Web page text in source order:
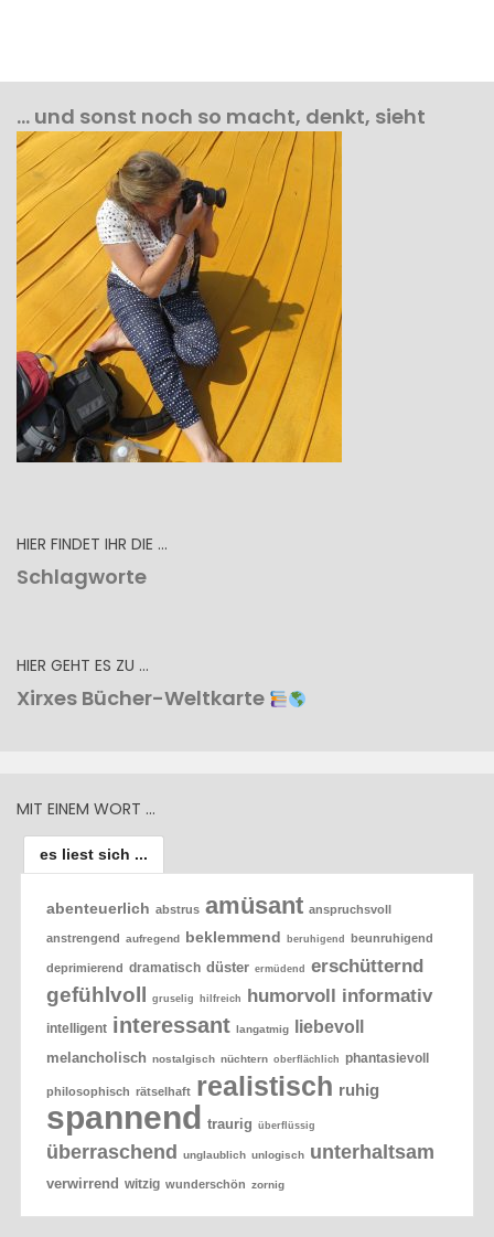
… und sonst noch so macht, denkt, sieht
HIER FINDET IHR DIE …
Schlagworte
HIER GEHT ES ZU …
Xirxes Bücher-Weltkarte
MIT EINEM WORT …
es liest sich ...
abenteuerlich abstrus amüsant anspruchsvoll
anstrengend aufregend beklemmend beruhigend beunruhigend
deprimierend dramatisch düster ermüdend erschütternd
gefühlvoll gruselig hilfreich humorvoll informativ
intelligent interessant langatmig liebevoll
melancholisch nostalgisch nüchtern oberflächlich phantasievoll
philosophisch rätselhaft realistisch ruhig
spannend traurig überflüssig
überraschend unglaublich unlogisch unterhaltsam
verwirrend witzig wunderschön zornig